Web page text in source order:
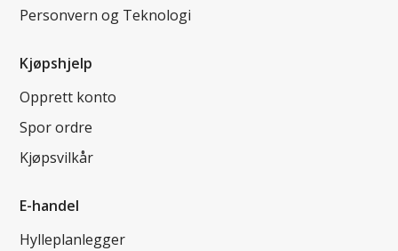
Personvern og Teknologi
Kjøpshjelp
Opprett konto
Spor ordre
Kjøpsvilkår
E-handel
Hylleplanlegger